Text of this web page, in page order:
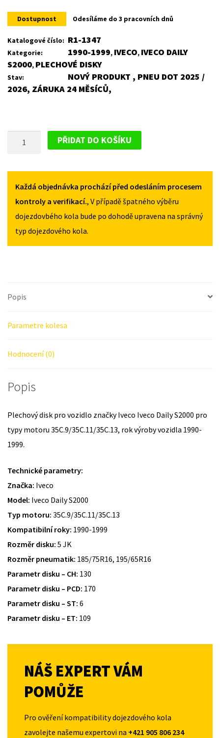
Dostupnost Odesíláme do 3 pracovních dnů
Katalogové číslo: R1-1347
Kategorie: 1990-1999, IVECO, IVECO DAILY
S2000, PLECHOVÉ DISKY
Stav:
NOVÝ PRODUKT , PNEU DOT 2025 /
2026, ZÁRUKA 24 MĚSÍCŮ,
DISK
IVECO
IVECO
DAILY
1990-
1999
MNOŽSTVÍ
PŘIDAT DO KOŠÍKU
Každá objednávka prochází před odesláním procesem
kontroly a verifikací., V případě špatného výběru
dojezdovbého kola bude po dohodě upravena na správný
typ dojezdového kola.
Popis
Parametre kolesa
Hodnocení (0)
Popis
Plechový disk pro vozidlo značky Iveco Iveco Daily S2000 pro
typy motoru 35C.9/35C.11/35C.13, rok výroby vozidla 1990-
1999.
Technické parametry:
Značka: Iveco
Model: Iveco Daily S2000
Typ motoru: 35C.9/35C.11/35C.13
Kompatibilní roky: 1990-1999
Rozměr disku: 5 JK
Rozměr pneumatik: 185/75R16, 195/65R16
Parametr disku – CH: 130
Parametr disku – PCD: 170
Parametr disku – ST: 6
Parametr disku – ET: 109
NÁŠ EXPERT VÁM
POMŮŽE
Pro ověření kompatibility dojezdového kola
zavolejte našemu expertovi na +421 905 806 234